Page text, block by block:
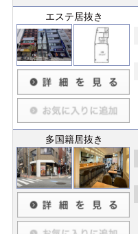
エステ居抜き
多国籍居抜き